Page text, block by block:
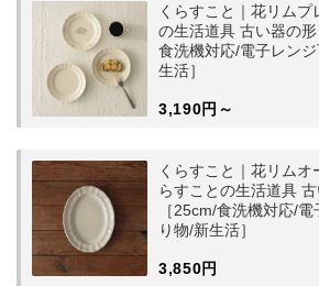
くらすこと｜花リムプ
の生活道具 古い器の
食洗機対応/電子レン
生活］
3,190円～
くらすこと｜花リムオ
らすことの生活道具
［25cm/食洗機対応/
り物/新生活］
3,850円